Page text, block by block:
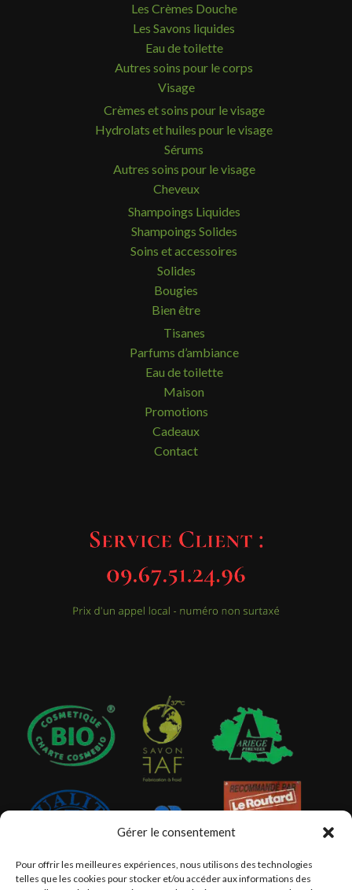
Gérer le consentement
Pour offrir les meilleures expériences, nous utilisons des technologies
telles que les cookies pour stocker et/ou accéder aux informations des
Les Crèmes Douche
Les Savons liquides
Eau de toilette
Autres soins pour le corps
Visage
Crèmes et soins pour le visage
Hydrolats et huiles pour le visage
Sérums
Autres soins pour le visage
Cheveux
Shampoings Liquides
Shampoings Solides
Soins et accessoires
Solides
Bougies
Bien être
Tisanes
Parfums d’ambiance
Eau de toilette
Maison
Promotions
Cadeaux
Contact